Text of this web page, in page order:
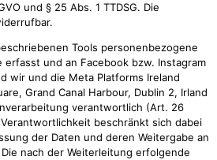
und § 25 Abs. 1 TTDSG. Die
Tools personenbezogene
erfasst und an Facebook bzw. Instagram
wir und die Meta Platforms Ireland
Grand Canal Harbour, Dublin 2, Irland
verantwortlich (Art. 26
Verantwortlichkeit beschränkt sich dabei
der Daten und deren Weitergabe an
nach der Weiterleitung erfolgende